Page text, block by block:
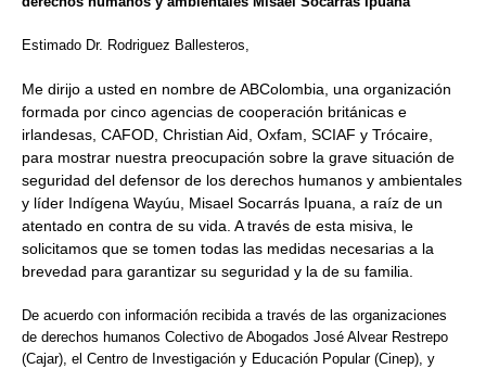
Estimado Dr. Rodriguez Ballesteros,
Me dirijo a usted en nombre de ABColombia, una organización
formada por cinco agencias de cooperación británicas e
irlandesas, CAFOD, Christian Aid, Oxfam, SCIAF y Trócaire,
para mostrar nuestra preocupación sobre la grave situación de
seguridad del defensor de los derechos humanos y ambientales
y líder Indígena Wayúu, Misael Socarrás Ipuana, a raíz de un
atentado en contra de su vida. A través de esta misiva, le
solicitamos que se tomen todas las medidas necesarias a la
brevedad para garantizar su seguridad y la de su familia.
De acuerdo con información recibida a través de las organizaciones
de derechos humanos Colectivo de Abogados José Alvear Restrepo
(Cajar), el Centro de Investigación y Educación Popular (Cinep), y